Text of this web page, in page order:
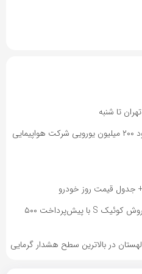
تا شنبه
پیامدهای تجاوز به ایران؛ زیان حدود ۲۰۰ میلیون یورویی شرکت هواپیمایی
جدول قیمت روز خودرو
ثبت‌نام جدید سایپا آغاز می‌شود؛ فروش کوئیک S با پیش‌پرداخت ۵۰۰
در بالاترین سطح هشدار گرمایی